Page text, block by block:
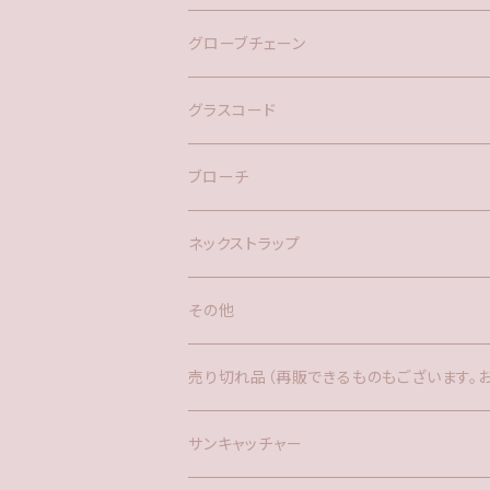
バックチャーム
ネックレス
グローブチェーン
バックチャーム
グラスコード
ブローチ
ネックストラップ
その他
バックチャーム
時計
サンキャッチャー
売り切れ品（再販できるものもございます。
サンキャッチャー